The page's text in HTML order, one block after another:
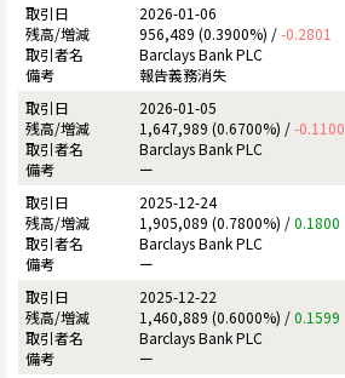
2026-01-06
956,489 (0.3900%) /-0.2801
Barclays Bank PLC
報告義務消失
2026-01-05
1,647,989 (0.6700%) /-0.1100
Barclays Bank PLC
ー
2025-12-24
1,905,089 (0.7800%) /0.1800
Barclays Bank PLC
ー
2025-12-22
1,460,889 (0.6000%) /0.1599
Barclays Bank PLC
ー